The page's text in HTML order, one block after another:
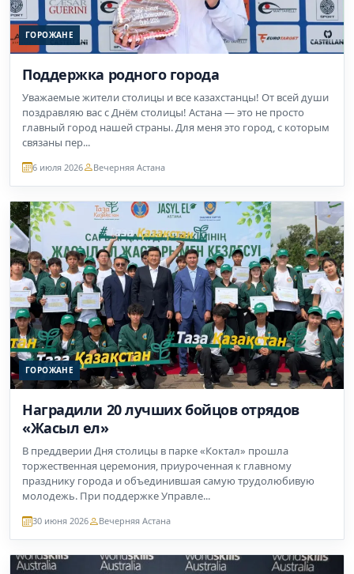
ГОРОЖАНЕ
Поддержка родного города
Уважаемые жители столицы и все казахстанцы! От всей души
поздравляю вас с Днём столицы! Астана — это не просто
главный город нашей страны. Для меня это город, с которым
связаны пер...
6 июля 2026 Вечерняя Астана
ГОРОЖАНЕ
Наградили 20 лучших бойцов отрядов
«Жасыл ел»
В преддверии Дня столицы в парке «Коктал» прошла
торжественная церемония, приуроченная к главному
празднику города и объединившая самую трудолюбивую
молодежь. При поддержке Управле...
30 июня 2026 Вечерняя Астана